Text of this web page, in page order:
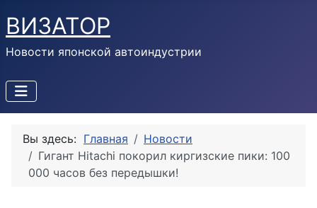
ВИЗАТОР
Новости японской автоиндустрии
Вы здесь: Главная
Новости
Гигант Hitachi покорил киргизские пики: 100
000 часов без передышки!